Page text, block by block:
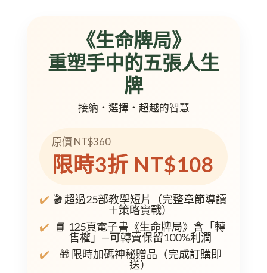
《生命牌局》
重塑手中的五張人生
牌
接納・選擇・超越的智慧
原價 NT$360
限時3折 NT$108
🎬 超過25部教學短片（完整章節導讀
＋策略實戰）
📘 125頁電子書《生命牌局》含「轉
售權」—可轉賣保留100%利潤
🎁 限時加碼神秘贈品（完成訂購即
送）